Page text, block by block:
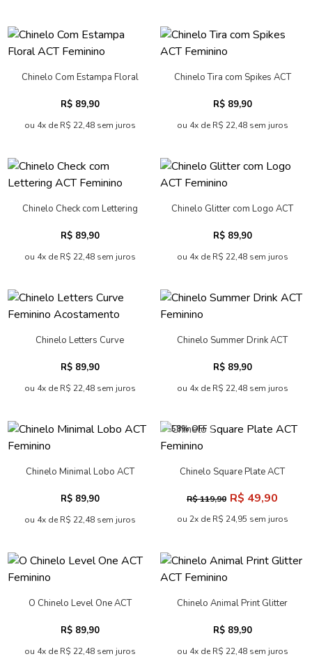
Chinelo Com Estampa Floral
R$ 89,90
ou 4x de R$ 22,48 sem juros
Chinelo Tira com Spikes ACT
R$ 89,90
ou 4x de R$ 22,48 sem juros
Chinelo Check com Lettering
R$ 89,90
ou 4x de R$ 22,48 sem juros
Chinelo Glitter com Logo ACT
R$ 89,90
ou 4x de R$ 22,48 sem juros
Chinelo Letters Curve
R$ 89,90
ou 4x de R$ 22,48 sem juros
Chinelo Summer Drink ACT
R$ 89,90
ou 4x de R$ 22,48 sem juros
Chinelo Minimal Lobo ACT
R$ 89,90
ou 4x de R$ 22,48 sem juros
-58% OFF
Chinelo Square Plate ACT
R$ 119,90 R$ 49,90
ou 2x de R$ 24,95 sem juros
O Chinelo Level One ACT
R$ 89,90
ou 4x de R$ 22,48 sem juros
Chinelo Animal Print Glitter
R$ 89,90
ou 4x de R$ 22,48 sem juros